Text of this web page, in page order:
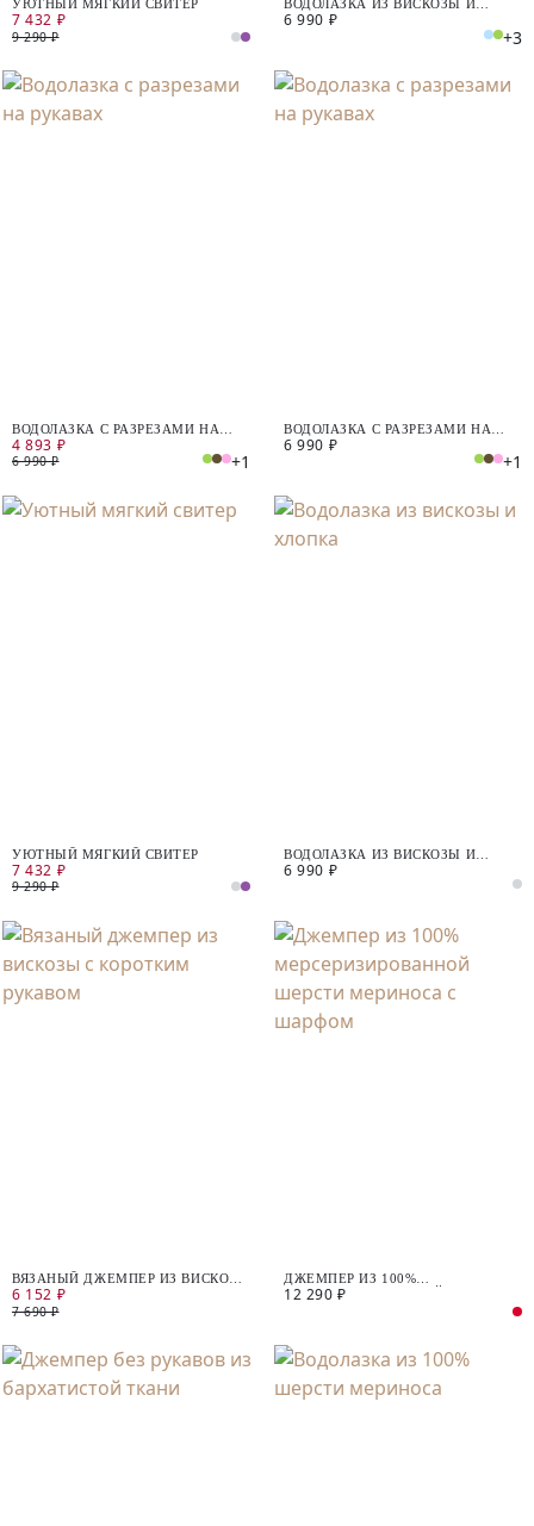
УЮТНЫЙ МЯГКИЙ СВИТЕР
7 432 ₽
9 290 ₽
ВОДОЛАЗКА ИЗ ВИСКОЗЫ И
ХЛОПКА
6 990 ₽
+3
ВОДОЛАЗКА С РАЗРЕЗАМИ НА
РУКАВАХ
4 893 ₽
6 990 ₽ +1
ВОДОЛАЗКА С РАЗРЕЗАМИ НА
РУКАВАХ
6 990 ₽
+1
УЮТНЫЙ МЯГКИЙ СВИТЕР
7 432 ₽
9 290 ₽
ВОДОЛАЗКА ИЗ ВИСКОЗЫ И
ХЛОПКА
6 990 ₽
ВЯЗАНЫЙ ДЖЕМПЕР ИЗ ВИСКОЗЫ
С КОРОТКИМ РУКАВОМ
6 152 ₽
7 690 ₽
ДЖЕМПЕР ИЗ 100%
МЕРСЕРИЗИРОВАННОЙ ШЕРСТИ
12 290 ₽